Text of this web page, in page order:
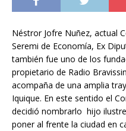
Néstror Jofre Nuñez, actual
Seremi de Economía, Ex
también fue uno de los
propietario de Radio
acompaña de una amplia
Iquique. En este sentido el
decidió nombrarlo hijo
poner al frente la ciudad en